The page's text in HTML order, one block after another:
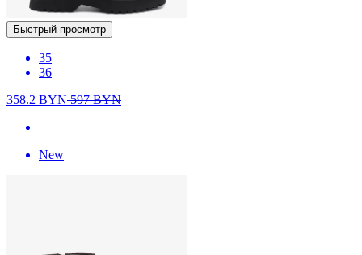
Быстрый просмотр
35
36
358.2 BYN597BYN
New